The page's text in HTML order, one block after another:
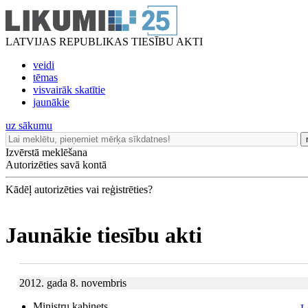
LATVIJAS REPUBLIKAS TIESĪBU AKTI
veidi
tēmas
visvairāk skatītie
jaunākie
uz sākumu
Izvērstā meklēšana
Autorizēties savā kontā
Kādēļ autorizēties vai reģistrēties?
Jaunākie tiesību akti
2012. gada 8. novembris